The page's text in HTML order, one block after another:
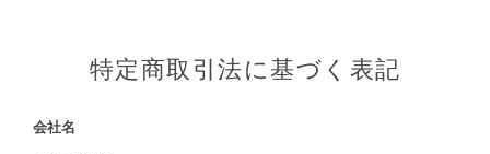
特定商取引法に基づく表記
会社名